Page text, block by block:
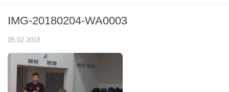
IMG-20180204-WA0003
05.02.2018